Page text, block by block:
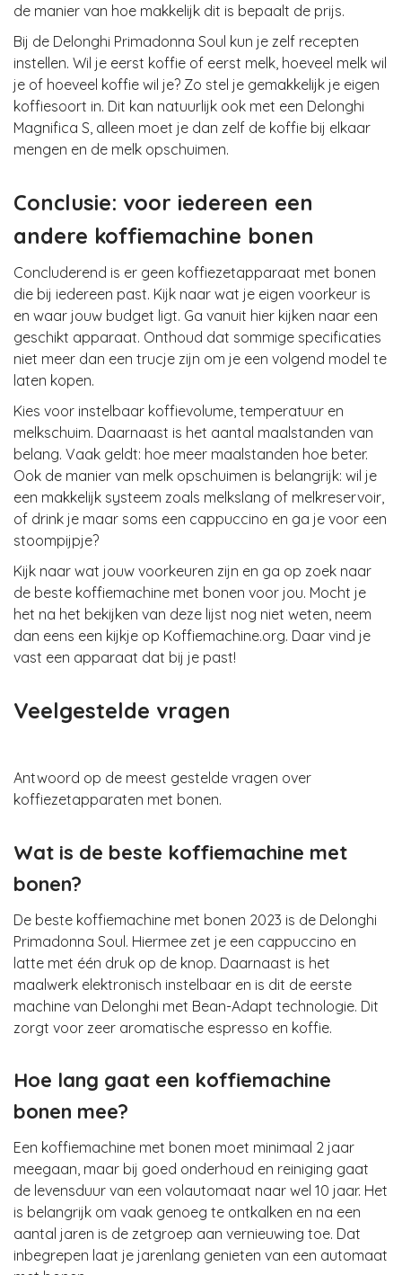
de manier van hoe makkelijk dit is bepaalt de prijs.
Bij de Delonghi Primadonna Soul kun je zelf recepten
instellen. Wil je eerst koffie of eerst melk, hoeveel melk wil
je of hoeveel koffie wil je? Zo stel je gemakkelijk je eigen
koffiesoort in. Dit kan natuurlijk ook met een Delonghi
Magnifica S, alleen moet je dan zelf de koffie bij elkaar
mengen en de melk opschuimen.
Conclusie: voor iedereen een
andere koffiemachine bonen
Concluderend is er geen koffiezetapparaat met bonen
die bij iedereen past. Kijk naar wat je eigen voorkeur is
en waar jouw budget ligt. Ga vanuit hier kijken naar een
geschikt apparaat. Onthoud dat sommige specificaties
niet meer dan een trucje zijn om je een volgend model te
laten kopen.
Kies voor instelbaar koffievolume, temperatuur en
melkschuim. Daarnaast is het aantal maalstanden van
belang. Vaak geldt: hoe meer maalstanden hoe beter.
Ook de manier van melk opschuimen is belangrijk: wil je
een makkelijk systeem zoals melkslang of melkreservoir,
of drink je maar soms een cappuccino en ga je voor een
stoompijpje?
Kijk naar wat jouw voorkeuren zijn en ga op zoek naar
de beste koffiemachine met bonen voor jou. Mocht je
het na het bekijken van deze lijst nog niet weten, neem
dan eens een kijkje op Koffiemachine.org. Daar vind je
vast een apparaat dat bij je past!
Veelgestelde vragen
Antwoord op de meest gestelde vragen over
koffiezetapparaten met bonen.
Wat is de beste koffiemachine met
bonen?
De beste koffiemachine met bonen 2023 is de Delonghi
Primadonna Soul. Hiermee zet je een cappuccino en
latte met één druk op de knop. Daarnaast is het
maalwerk elektronisch instelbaar en is dit de eerste
machine van Delonghi met Bean-Adapt technologie. Dit
zorgt voor zeer aromatische espresso en koffie.
Hoe lang gaat een koffiemachine
bonen mee?
Een koffiemachine met bonen moet minimaal 2 jaar
meegaan, maar bij goed onderhoud en reiniging gaat
de levensduur van een volautomaat naar wel 10 jaar. Het
is belangrijk om vaak genoeg te ontkalken en na een
aantal jaren is de zetgroep aan vernieuwing toe. Dat
inbegrepen laat je jarenlang genieten van een automaat